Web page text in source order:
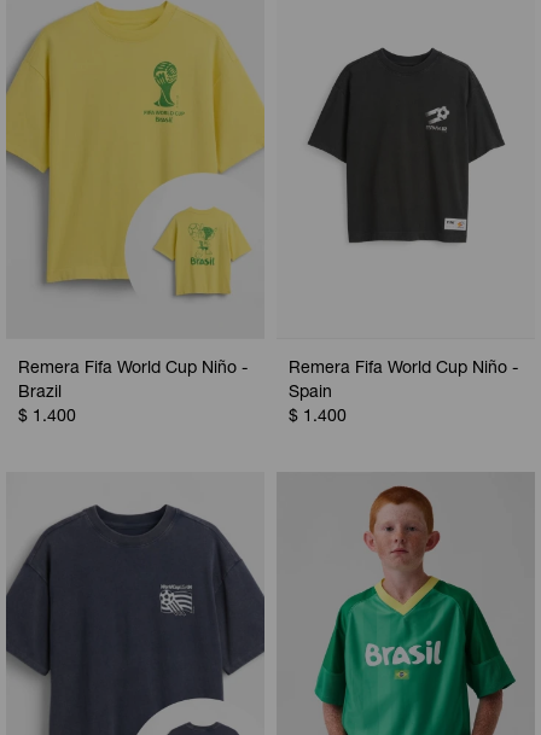
Remera Fifa World Cup Niño -
Brazil
$ 1.400
Remera Fifa World Cup Niño -
Spain
$ 1.400
Shorts
Vestidos y polleras
Pijamas
Shorts
Ropa interior
Polos
Ropa interior
Sets